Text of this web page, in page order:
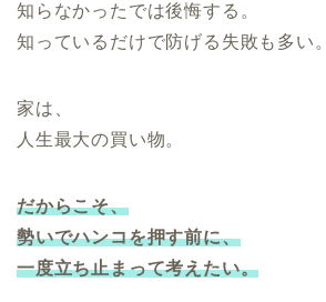
知らなかったでは後悔する。
知っているだけで防げる失敗も多い。
家は、
人生最大の買い物。
だからこそ、
勢いでハンコを押す前に、
一度立ち止まって考えたい。